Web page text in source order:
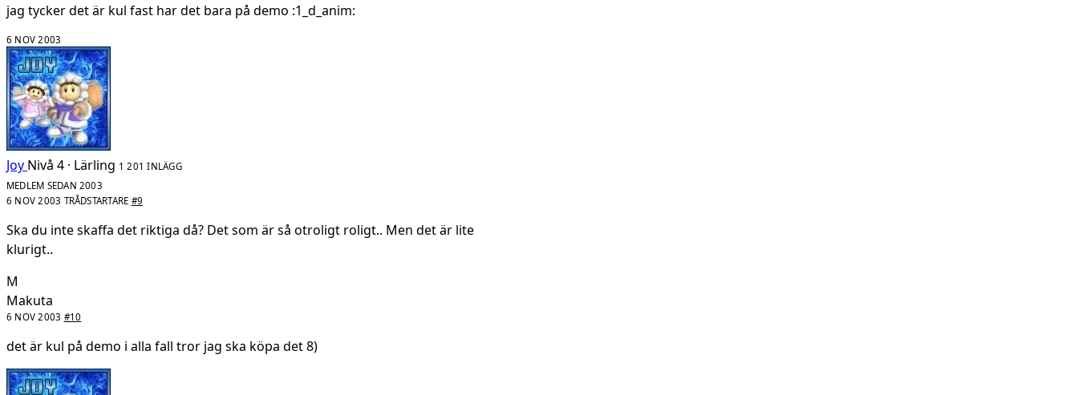
jag tycker det är kul fast har det bara på demo :1_d_anim:
6 NOV 2003
Joy Nivå 4 · Lärling 1 201 INLÄGG
MEDLEM SEDAN 2003
6 NOV 2003 TRÅDSTARTARE #9
Ska du inte skaffa det riktiga då? Det som är så otroligt roligt.. Men det är lite
klurigt..
M
Makuta
6 NOV 2003 #10
det är kul på demo i alla fall tror jag ska köpa det 8)